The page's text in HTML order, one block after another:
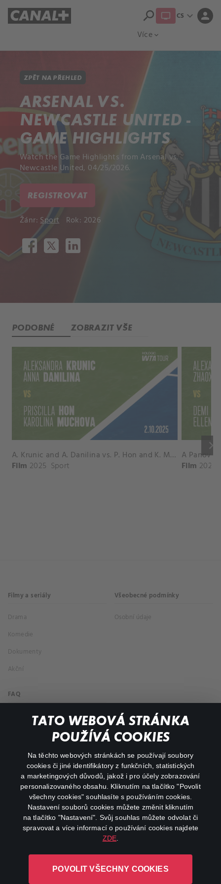
TATO WEBOVÁ STRÁNKA
POUŽÍVÁ COOKIES
Na těchto webových stránkách se používají soubory
cookies či jiné identifikátory z funkčních, statistických
a marketingových důvodů, jakož i pro účely zobrazování
personalizovaného obsahu. Kliknutím na tlačítko "Povolit
všechny cookies" souhlasíte s používáním cookies.
Nastavení souborů cookies můžete změnit kliknutím
na tlačítko "Nastavení". Svůj souhlas můžete odvolat či
spravovat a více informací o používání cookies najdete
ZDE
POVOLIT VŠECHNY COOKIES
Více expand_more
search CS expand_more person
ZPĚT NA PŘEHLED
ARSENAL VS.
NEWCASTLE UNITED -
GAME HIGHLIGHTS
Watch the Game Highlights from Arsenal vs.
Newcastle United, 04/25/2026.
REGISTROVAT
Žánr:Sport Rok: 2026
PODOBNÉ ZOBRAZIT VŠE
keyboard_arrow_right
A. Krunic and A. Danilina vs. P. Hon and K. Muchova Match Highlights - BEIJING_Capital Group Diamond ( October 02, 2025)
Film 2025 Sport Film 2026
Filmy a seriály
Drama
Komedie
Dokumenty
Akční
Všeobecné podmínky
Osobní údaje
FAQ
Můj účet
Důležité odkazy
facebookinstagram
youtube
L-1246 Luxembourg R.C.S.